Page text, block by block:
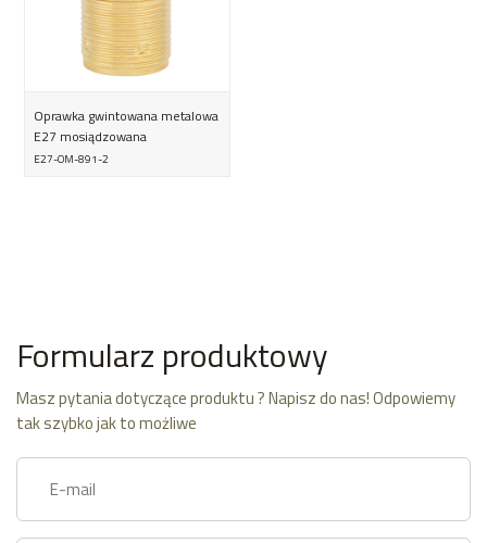
Oprawka gwintowana metalowa
E27 mosiądzowana
E27-OM-891-2
Formularz produktowy
Masz pytania dotyczące produktu ? Napisz do nas! Odpowiemy
tak szybko jak to możliwe